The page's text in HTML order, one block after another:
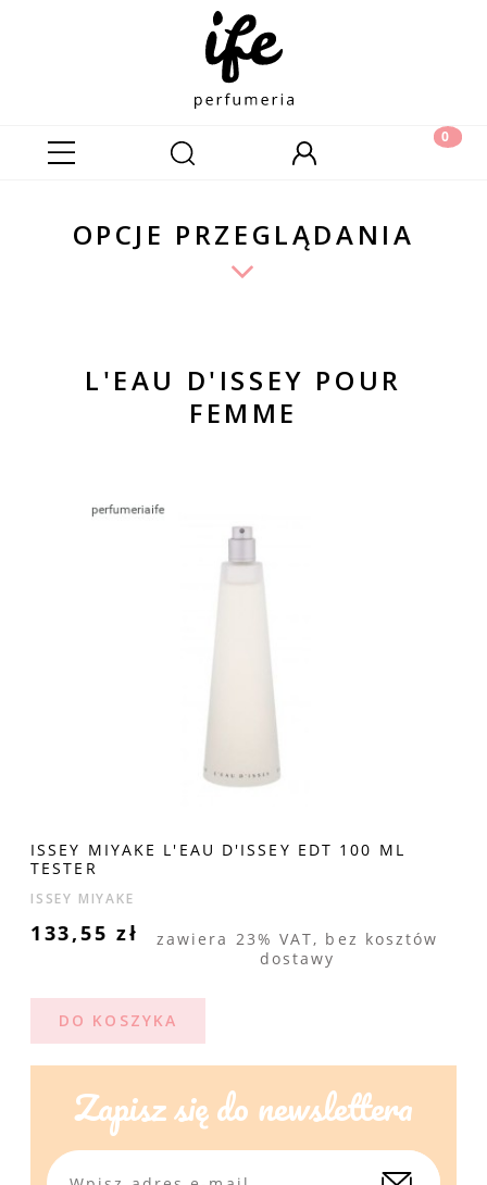
OPCJE PRZEGLĄDANIA
L'EAU D'ISSEY POUR
FEMME
ISSEY MIYAKE L'EAU D'ISSEY EDT 100 ML
TESTER
ISSEY MIYAKE
133,55 zł
zawiera 23% VAT, bez kosztów
dostawy
DO KOSZYKA
Zapisz się do newslettera